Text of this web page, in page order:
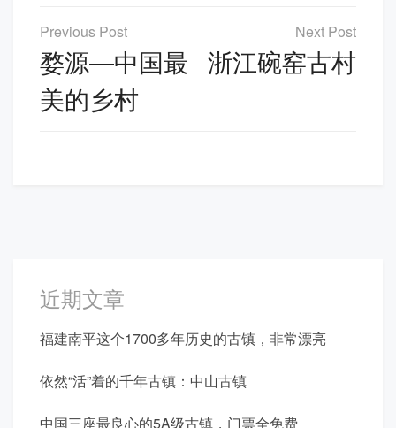
文
章
导
航
婺源―中国最
美的乡村
浙江碗窑古村
近期文章
福建南平这个1700多年历史的古镇，非常漂亮
依然“活”着的千年古镇：中山古镇
中国三座最良心的5A级古镇，门票全免费